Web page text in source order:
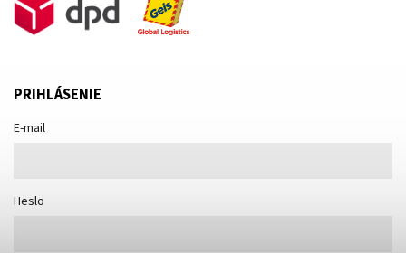
PRIHLÁSENIE
E-mail
Heslo